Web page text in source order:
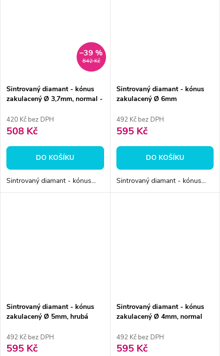
842 Kč
–39 %
Sintrovaný diamant - kónus
zakulacený Ø 3,7mm, normal -
420 Kč bez DPH
508 Kč
DO KOŠÍKU
Sintrovaný diamant - kónus...
Sintrovaný diamant - kónus
zakulacený Ø 6mm
492 Kč bez DPH
595 Kč
DO KOŠÍKU
Sintrovaný diamant - kónus...
Sintrovaný diamant - kónus
zakulacený Ø 5mm, hrubá
492 Kč bez DPH
595 Kč
Sintrovaný diamant - kónus
zakulacený Ø 4mm, normal
492 Kč bez DPH
595 Kč